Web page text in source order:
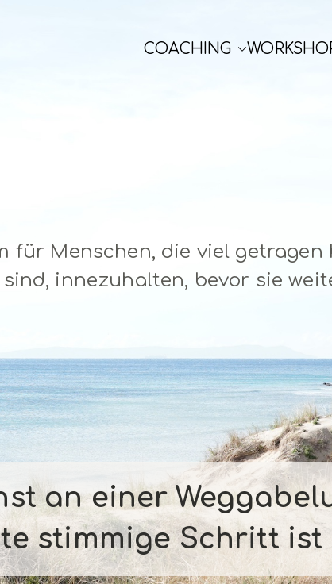
COACHING
für Menschen, die viel getragen
innezuhalten, bevor sie
an einer
stimmige Schritt ist